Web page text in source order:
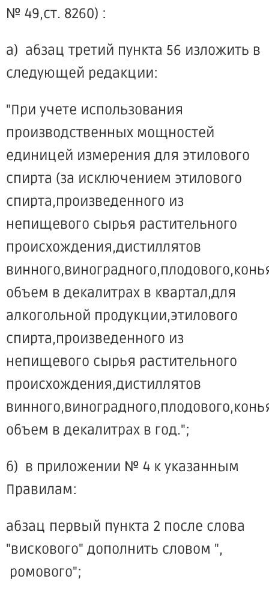
№ 49,ст. 8260) :
а) абзац третий пункта 56 изложить в
следующей редакции:
"При учете использования
производственных мощностей
единицей измерения для этилового
спирта (за исключением этилового
спирта,произведенного из
непищевого сырья растительного
происхождения,дистиллятов
объем в декалитрах в квартал,для
алкогольной продукции,этилового
спирта,произведенного из
непищевого сырья растительного
происхождения,дистиллятов
объем в декалитрах в год.";
б) в приложении № 4 к указанным
Правилам:
абзац первый пункта 2 после слова
"вискового" дополнить словом ",
ромового";